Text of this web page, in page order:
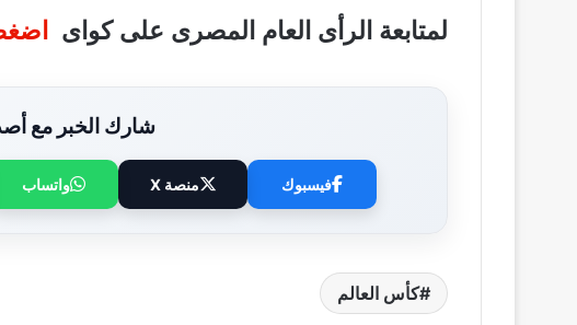
لمتابعة الرأى العام المصرى على كواى
شارك الخبر مع
فيسبوك منصة X واتساب
كأس العالم